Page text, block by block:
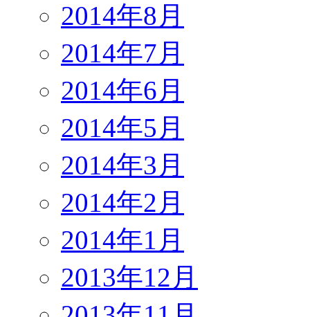
2014年8月
2014年7月
2014年6月
2014年5月
2014年3月
2014年2月
2014年1月
2013年12月